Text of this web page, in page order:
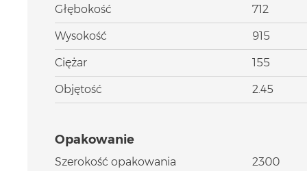
Głębokość 712
Wysokość 915
Ciężar 155
Objętość 2.45
Opakowanie
Szerokość opakowania 2300